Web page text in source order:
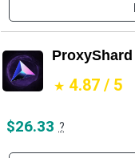
ProxyShard
4.87 / 5
$26.33 ?